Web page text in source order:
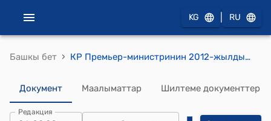
KG RU
Башкы бет › КР Премьер-министринин 2012-жылдын 26-сентябрындагы № 721 "А.Ш.Осмоналиев жөнүндө" буйругу
Документ Маалыматтар Шилтеме документтер
Редакция